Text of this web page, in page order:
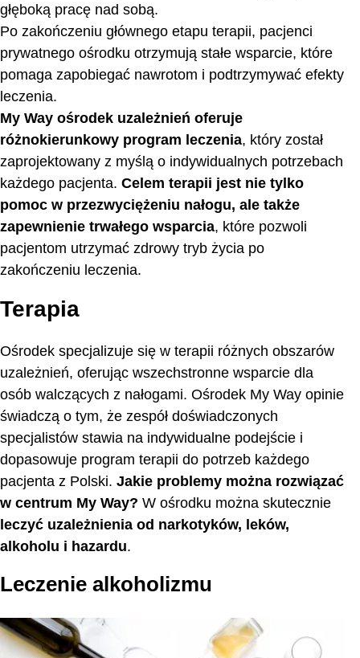
głęboką pracę nad sobą.
Po zakończeniu głównego etapu terapii, pacjenci
prywatnego ośrodku otrzymują stałe wsparcie, które
pomaga zapobiegać nawrotom i podtrzymywać efekty
leczenia.
My Way ośrodek uzależnień oferuje
różnokierunkowy program leczenia, który został
zaprojektowany z myślą o indywidualnych potrzebach
każdego pacjenta. Celem terapii jest nie tylko
pomoc w przezwyciężeniu nałogu, ale także
zapewnienie trwałego wsparcia, które pozwoli
pacjentom utrzymać zdrowy tryb życia po
zakończeniu leczenia.
Terapia
Ośrodek specjalizuje się w terapii różnych obszarów
uzależnień, oferując wszechstronne wsparcie dla
osób walczących z nałogami. Ośrodek My Way opinie
świadczą o tym, że zespół doświadczonych
specjalistów stawia na indywidualne podejście i
dopasowuje program terapii do potrzeb każdego
pacjenta z Polski. Jakie problemy można rozwiązać
w centrum My Way? W ośrodku można skutecznie
leczyć uzależnienia od narkotyków, leków,
alkoholu i hazardu.
Leczenie alkoholizmu